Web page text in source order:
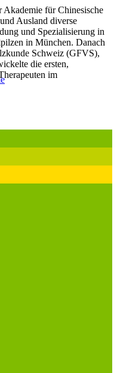
Akademie für Chinesische
Ausland diverse
und Spezialisierung in
in München. Danach
Schweiz (GFVS),
die ersten,
im